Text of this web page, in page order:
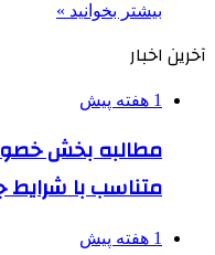
بیشتر بخوانید »
آخرین اخبار
1 هفته پیش
مطالبه بخش
متناسب با
1 هفته پیش